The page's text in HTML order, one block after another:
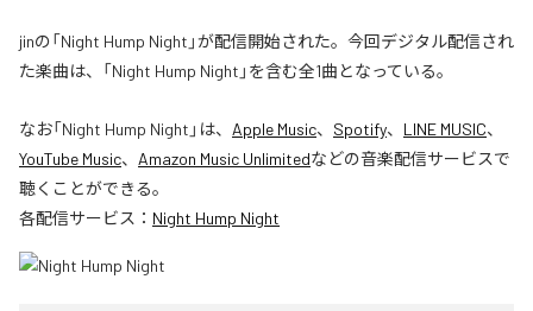
jinの「Night Hump Night」が配信開始された。今回デジタル配信され
た楽曲は、「Night Hump Night」を含む全1曲となっている。
なお「Night Hump Night 」は、 Apple Music、 Spotify、 LINE MUSIC、
YouTube Music、 Amazon Music Unlimitedなどの音楽配信サービスで
聴くことができる。
各配信サービス： Night Hump Night